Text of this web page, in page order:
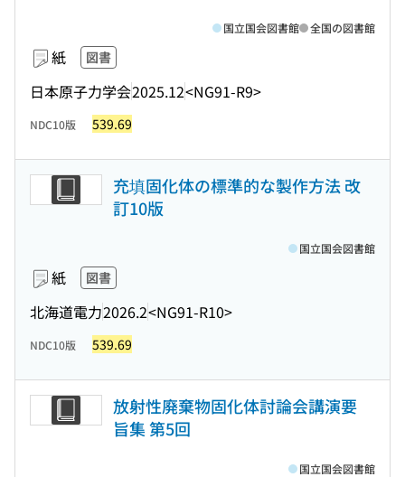
紙 図書
日本原子力学会2025.12<NG91-R9>
国立国会図書館 全国の図書館
NDC10版 539.69
充填固化体の標準的な製作方法 改
訂10版
紙 図書
北海道電力2026.2<NG91-R10>
国立国会図書館
NDC10版 539.69
放射性廃棄物固化体討論会講演要
旨集 第5回
国立国会図書館